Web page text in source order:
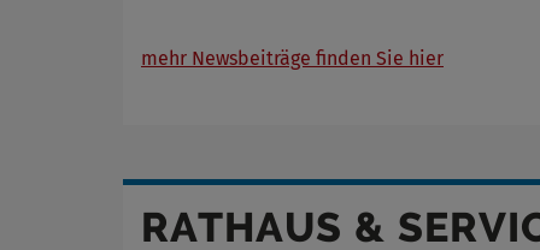
mehr Newsbeiträge finden Sie hier
RATHAUS &